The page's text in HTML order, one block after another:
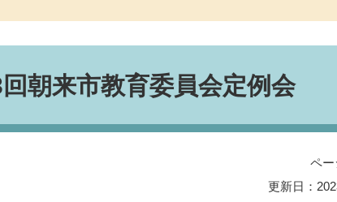
朝来市教育委員会定例会
ペー
更新日：